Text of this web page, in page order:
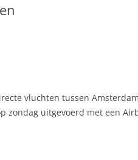
vluchten tussen
zondag uitgevoerd met een